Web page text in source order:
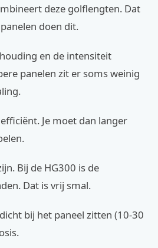
deze golflengten. Dat
doen dit.
en de intensiteit
panelen zit er soms weinig
Je moet dan langer
Bij de HG300 is de
Dat is vrij smal.
bij het paneel zitten (10-30